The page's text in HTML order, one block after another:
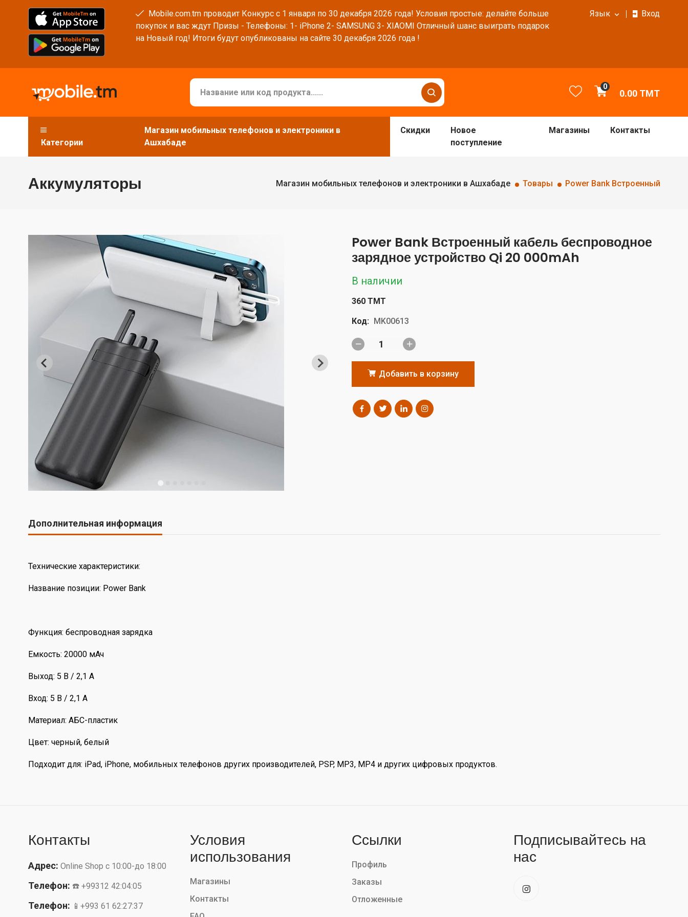
Mobile.com.tm проводит Конкурс с 1 января по 30 декабря 2026 года! Условия простые: делайте больше
покупок и вас ждут Призы - Телефоны: 1- iPhone 2- SAMSUNG 3- XIAOMI Отличный шанс выиграть подарок
на Новый год! Итоги будут опубликованы на сайте 30 декабря 2026 года !
Язык Вход
0
0.00 TMT
Категории
Магазин мобильных телефонов и электроники в
Ашхабаде
Скидки
Новое
поступление
Магазины Контакты
Аккумуляторы Магазин мобильных телефонов и электроники в Ашхабаде Товары Power Bank Встроенный
Power Bank Встроенный кабель беспроводное
зарядное устройство Qi 20 000mAh
В наличии
360 TMT
Код: MK00613
Добавить в корзину
Дополнительная информация
Технические характеристики:
Название позиции: Power Bank
Функция: беспроводная зарядка
Емкость: 20000 мАч
Выход: 5 В / 2,1 А
Вход: 5 В / 2,1 А
Материал: АБС-пластик
Цвет: черный, белый
Подходит для: iPad, iPhone, мобильных телефонов других производителей, PSP, MP3, MP4 и других цифровых продуктов.
Контакты
Адрес: Online Shop с 10:00-до 18:00
Телефон: ☎️ +99312 42:04:05
Телефон: 📱+993 61 62:27:37
Условия
использования
Магазины
Контакты
Ссылки
Профиль
Заказы
Отложенные
Подписывайтесь на
нас